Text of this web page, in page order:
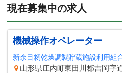
現在募集中の求人
機械操作オペレーター
新余目籾乾燥調製貯蔵施設利用組
山形県庄内町東田川郡吉岡